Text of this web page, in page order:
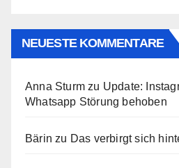
NEUESTE KOMMENTARE
Anna Sturm zu Update:
Whatsapp Störung behoben
Bärin zu Das verbirgt sich